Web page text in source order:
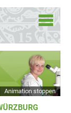
Animation stoppen